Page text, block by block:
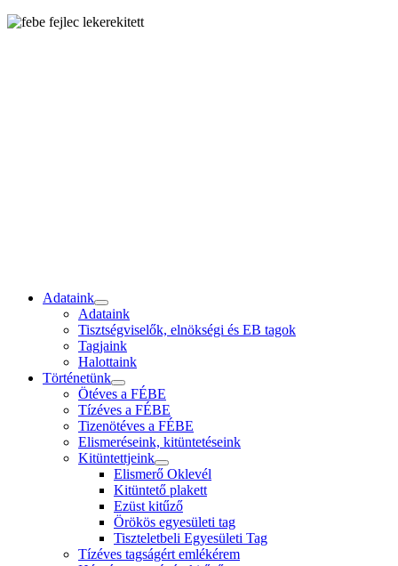
Adataink
Adataink
Tisztségviselők, elnökségi és EB tagok
Tagjaink
Halottaink
Történetünk
Ötéves a FÉBE
Tízéves a FÉBE
Tizenötéves a FÉBE
Elismeréseink, kitüntetéseink
Kitüntettjeink
Elismerő Oklevél
Kitüntető plakett
Ezüst kitűző
Örökös egyesületi tag
Tiszteletbeli Egyesületi Tag
Tízéves tagságért emlékérem